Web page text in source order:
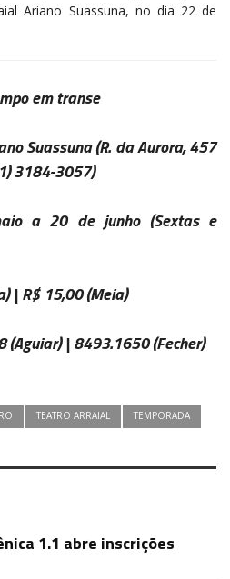
Ariano Suassuna, no dia 22 de
em transe
Suassuna(R. da Aurora, 457
3184-3057)
a 20 de junho(Sextas e
|R$ 15,00(Meia)
(Aguiar) |8493.1650(Fecher)
TEATRO ARRAIAL TEMPORADA
1.1 abre inscrições